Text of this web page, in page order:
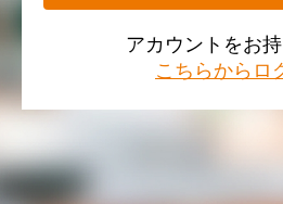
アカウントをお
こちらからロ